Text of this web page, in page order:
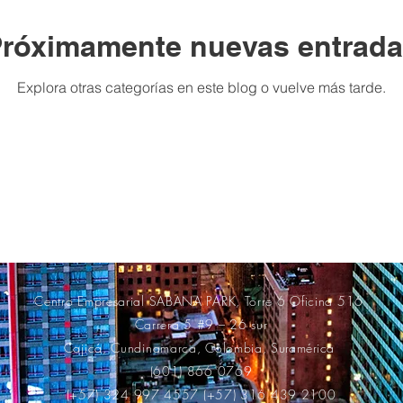
nuevas
Explora otras categorías en este blog o vuelve más tarde.
Centro Empresarial SABANA PARK, Torre 6 Oficina 516
Carrera 5 #9 – 26 sur
Cajicá, Cundinamarca, Colombia,Suramérica
(601) 866 0769
(+57) 324 997 4557 (+57) 316 439 2100